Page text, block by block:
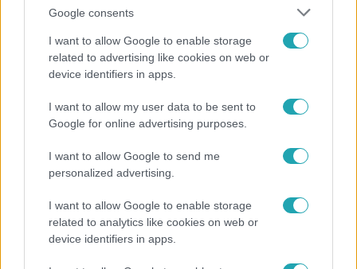
Google consents
I want to allow Google to enable storage
related to advertising like cookies on web or
device identifiers in apps.
I want to allow my user data to be sent to
Google for online advertising purposes.
I want to allow Google to send me
personalized advertising.
I want to allow Google to enable storage
related to analytics like cookies on web or
device identifiers in apps.
"Nekem ő volt a herceg fehér lovon" - Széphalmi